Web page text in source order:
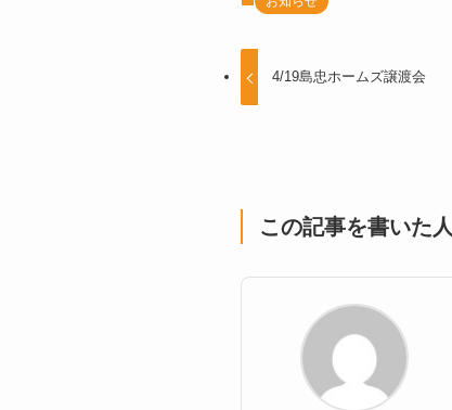
4/19島忠ホームズ譲渡会
この記事を書いた人